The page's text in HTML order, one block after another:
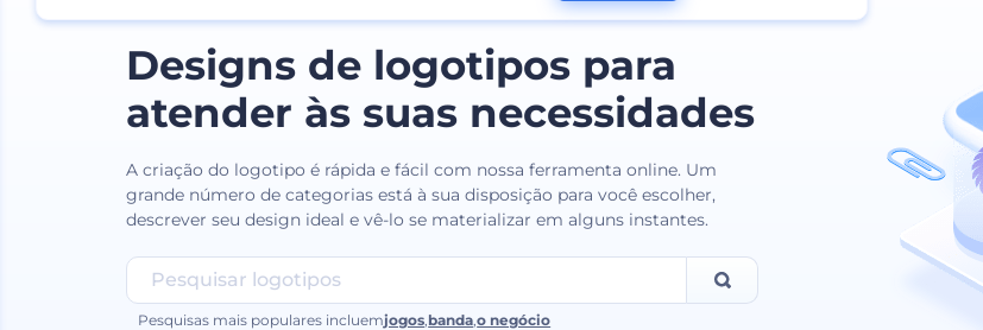
Designs de logotipos para
atender às suas necessidades
A criação do logotipo é rápida e fácil com nossa ferramenta online. Um
grande número de categorias está à sua disposição para você escolher,
descrever seu design ideal e vê-lo se materializar em alguns instantes.
Pesquisas mais populares incluemjogos banda ,o negócio